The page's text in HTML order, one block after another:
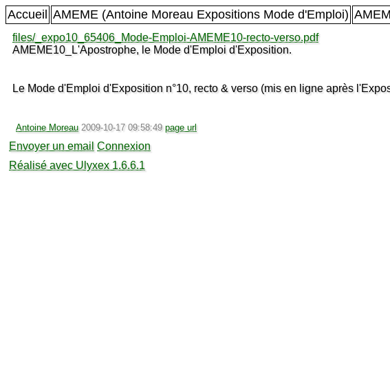
Accueil AMEME (Antoine Moreau Expositions Mode d'Emploi)
files/_expo10_65406_Mode-Emploi-AMEME10-recto-verso.pdf
AMEME10_L'Apostrophe, le Mode d'Emploi d'Exposition.
Le Mode d'Emploi d'Exposition n°10, recto & verso (mis en ligne après
Antoine Moreau 2009-10-17 09:58:49 page url
Envoyer un email Connexion
Réalisé avec Ulyxex 1.6.6.1